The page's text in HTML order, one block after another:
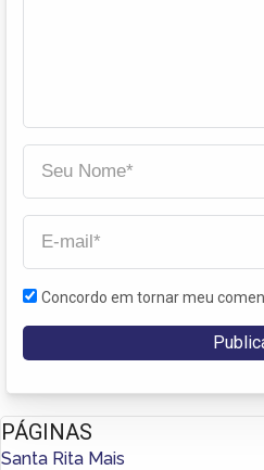
Concordo em tornar meu
PÁGINAS
Santa Rita Mais